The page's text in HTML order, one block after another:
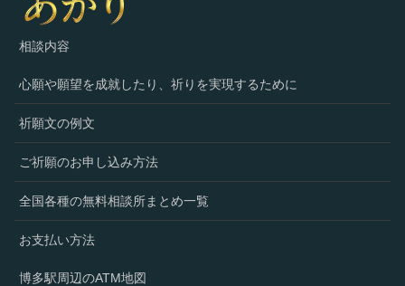
相談内容
心願や願望を成就したり、祈りを実現するために
祈願文の例文
ご祈願のお申し込み方法
全国各種の無料相談所まとめ一覧
お支払い方法
博多駅周辺のATM地図